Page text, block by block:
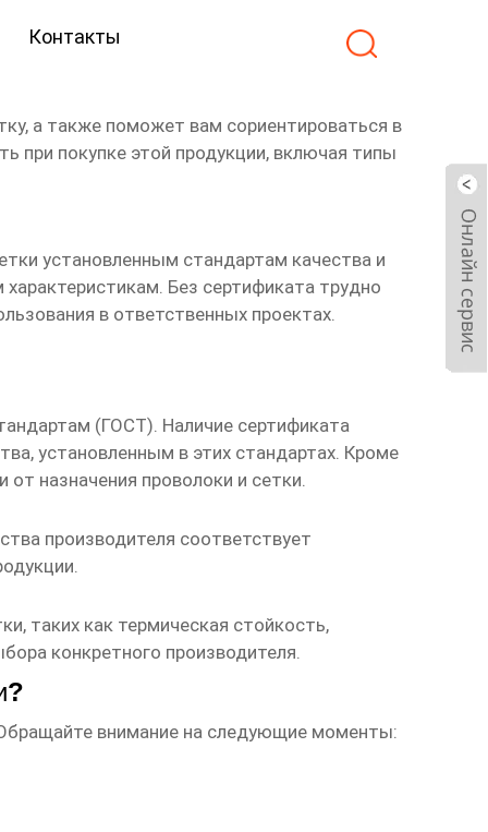
Контакты
, а также поможет вам сориентироваться в
покупке этой продукции, включая типы
установленным стандартам качества и
Без сертификата трудно
в ответственных проектах.
(ГОСТ). Наличие сертификата
установленным в этих стандартах. Кроме
назначения проволоки и сетки.
производителя соответствует
, таких как термическая стойкость,
конкретного производителя.
?
внимание на следующие моменты: